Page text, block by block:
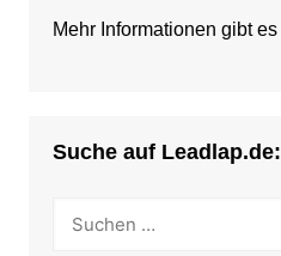
Mehr Informationen gibt es
Suche auf Leadlap.de: